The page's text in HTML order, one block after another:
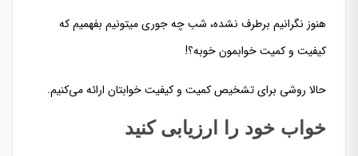
هنوز نگرانیم برطرف نشده، شب چه جوری میتونیم بفهمیم که
کیفیت و کمیت خوابمون خوبه؟!
حالا روشی برای تشخیص کمیت و کیفیت خوابتان ارائه می‌کنیم.
خواب خود را ارزیابی کنید